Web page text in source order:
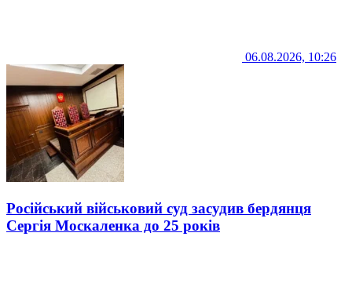
06.08.2026, 10:26
Російський військовий суд засудив бердянця
Сергія Москаленка до 25 років